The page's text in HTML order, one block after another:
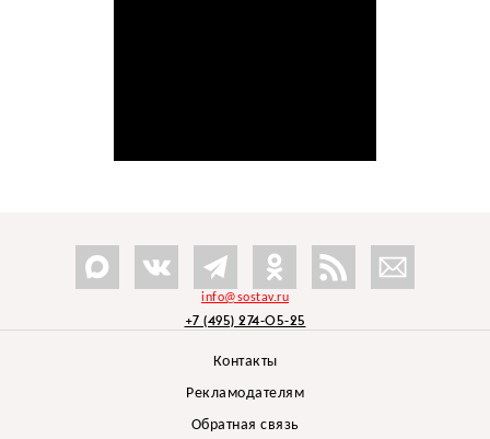
info@sostav.ru
+7 (495) 274-05-25
Контакты
Рекламодателям
Обратная связь